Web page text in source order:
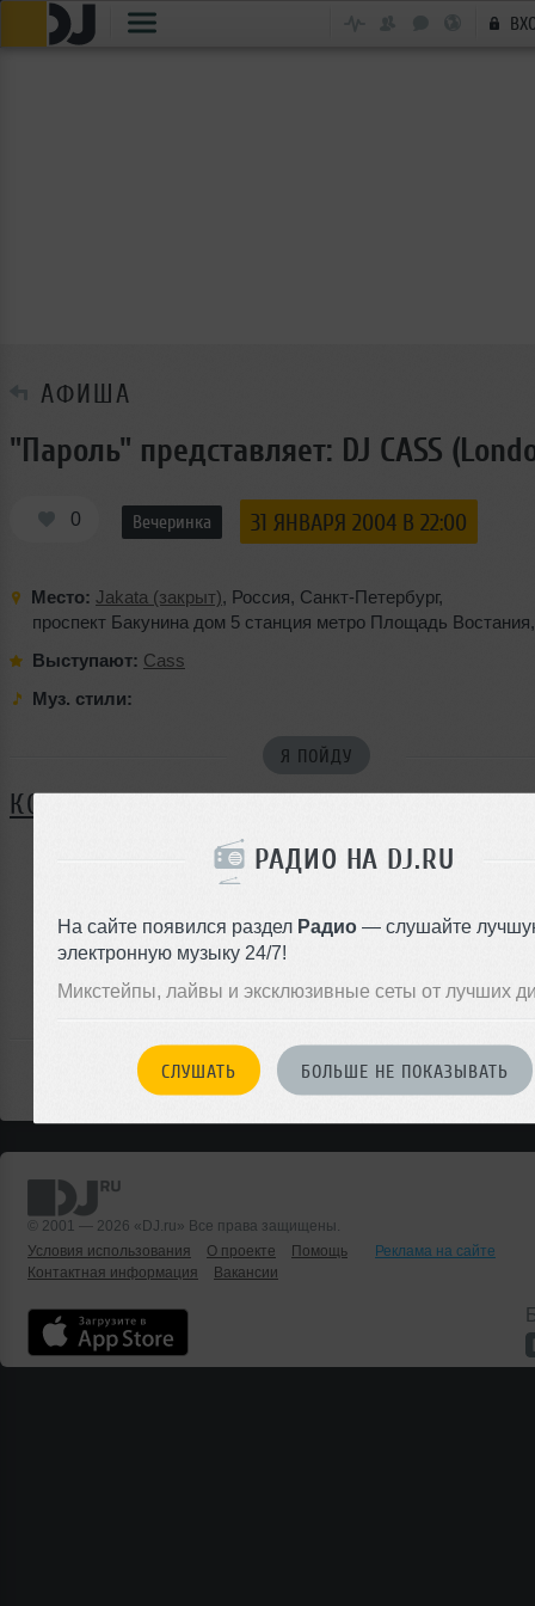
РАДИО НА DJ.RU
На сайте появился раздел Радио — слушайте
электронную музыку 24/7!
Микстейпы, лайвы и эксклюзивные сеты от лучших
СЛУШАТЬ БОЛЬШЕ НЕ ПОКАЗЫВАТЬ
АФИША
"Пароль" представляет: DJ CASS
0 Вечеринка 31 ЯНВАРЯ 2004 В 22:00
Место: Jakata (закрыт), Россия, Санкт-Петербург,
проспект Бакунина дом 5 станция метро Площадь Востания
Выступают: Cass
Муз. стили:
Я ПОЙДУ
КОММЕНТАРИИ
войдите на сайт
чтобы оставить комментарий
© 2001 — 2026 «DJ.ru» Все права защищены.
Условия использования
О проекте Помощь
Реклама на сайте
Контактная информация
Вакансии